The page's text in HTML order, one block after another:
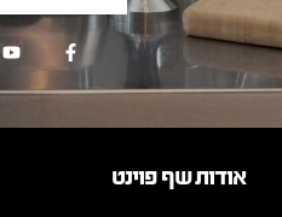
אודות שף פוינט